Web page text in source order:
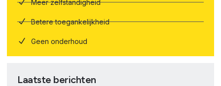
Meer zelfstandigheid
Betere toegankelijkheid
Geen onderhoud
Laatste berichten